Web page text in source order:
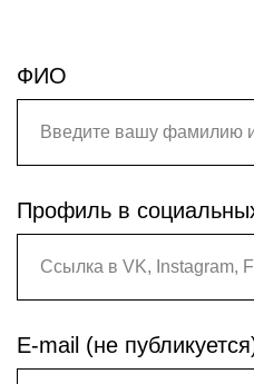
ФИО
Профиль в
E-mail (не